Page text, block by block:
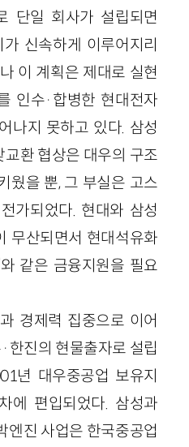
단일 회사가 설립되면
신속하게 이루어지리
이 계획은 제대로 실현
인수·합병한 현대전자
나지 못하고 있다. 삼성
환 협상은 대우의 구조
웠을 뿐, 그 부실은 고스
가되었다. 현대와 삼성
무산되면서 현대석유화
같은 금융지원을 필요
경제력 집중으로 이어
한진의 현물출자로 설립
년 대우중공업 보유지
에 편입되었다. 삼성과
엔진 사업은 한국중공업